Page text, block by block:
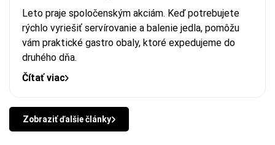
Leto praje spoločenským akciám. Keď potrebujete
rýchlo vyriešiť servírovanie a balenie jedla, pomôžu
vám praktické gastro obaly, ktoré expedujeme do
druhého dňa.
Čítať viac
Zobraziť ďalšie články